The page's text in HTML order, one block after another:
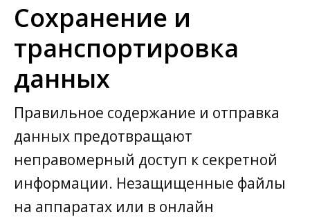
Сохранение и
транспортировка
данных
Правильное содержание и отправка
данных предотвращают
неправомерный доступ к секретной
информации. Незащищенные файлы
на аппаратах или в онлайн